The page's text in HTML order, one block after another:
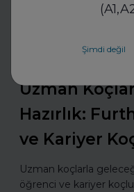
Şimdi değil
Uzman
Hazırlık:
ve Kariyer
Uzman koçlarla
öğrenci ve kariyer